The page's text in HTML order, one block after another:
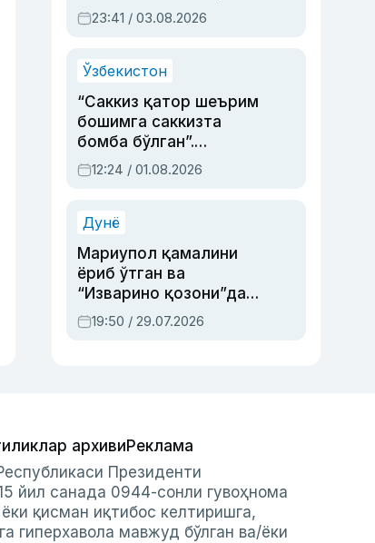
содир этган аёлга суд
ҳукми ўқилди
23:41 / 03.08.2026
Ўзбекистон
“Саккиз қатор шеърим
бошимга саккизта
бомба бўлган”.
Абдулла Ориповни
сиёсий айбловлардан
12:24 / 01.08.2026
Дунё
Мариупол қамалини
ёриб ўтган ва
“Изварино қозони”дан
чиққан қаҳрамон —
Украина армияси бош
19:50 / 29.07.2026
архивиРеклама
Президенти
йил санада 0944-сонли гувоҳнома
қисман иқтибос келтиришга,
гиперхавола мавжуд бўлган ва/ёки